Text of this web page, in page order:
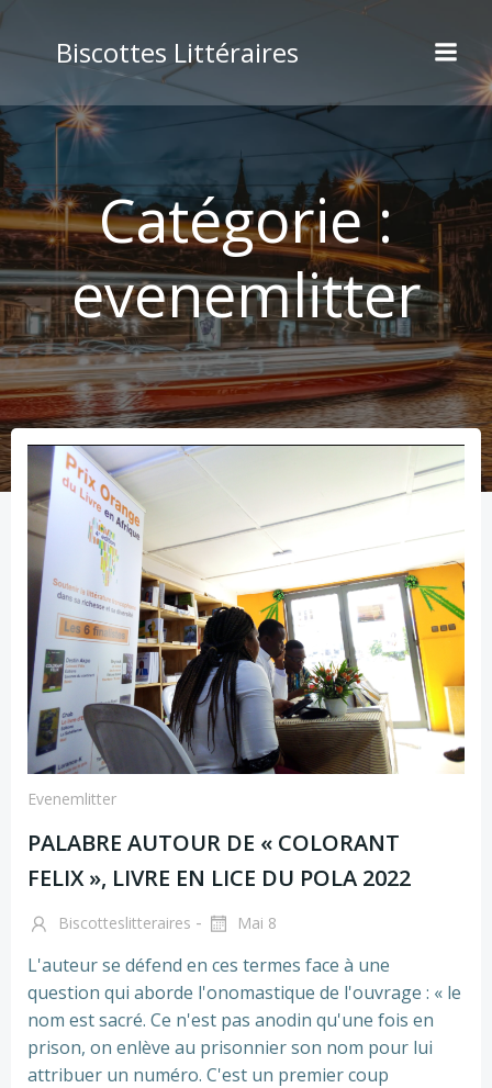
au
contenu
Biscottes Littéraires
Catégorie :
evenemlitter
Evenemlitter
PALABRE AUTOUR DE « COLORANT
FELIX », LIVRE EN LICE DU POLA 2022
Biscotteslitteraires - Mai 8
L'auteur se défend en ces termes face à une
question qui aborde l'onomastique de l'ouvrage : « le
nom est sacré. Ce n'est pas anodin qu'une fois en
prison, on enlève au prisonnier son nom pour lui
attribuer un numéro. C'est un premier coup